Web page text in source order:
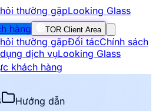
thường gặpLooking Glass
hàng TOR Client Area
thường gặpĐối tácChính sách
dịch vụLooking Glass
khách hàng
Hướng dẫn